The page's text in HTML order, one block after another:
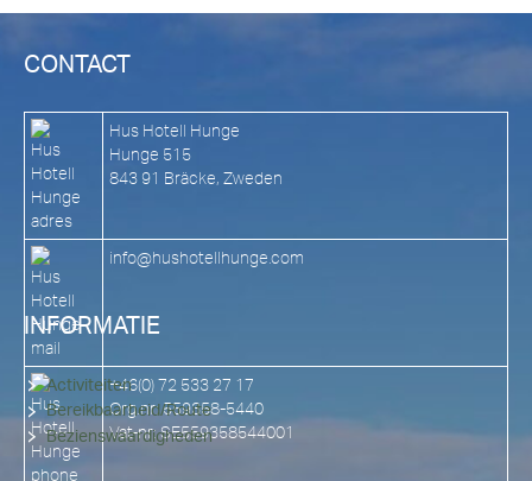
CONTACT
Hus Hotell Hunge
Hunge 515
843 91 Bräcke, Zweden
info@hushotellhunge.com
+46(0) 72 533 27 17
Org.nr: 559358-5440
Vat-nr: SE559358544001
INFORMATIE
Activiteiten
Bereikbaarheid/Route
Bezienswaardigheden